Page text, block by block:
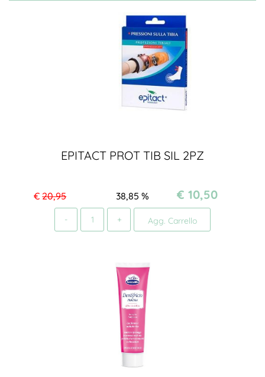
EPITACT PROT TIB SIL 2PZ
€ 20,95 %
38,85 € 10,50
Agg. Carrello